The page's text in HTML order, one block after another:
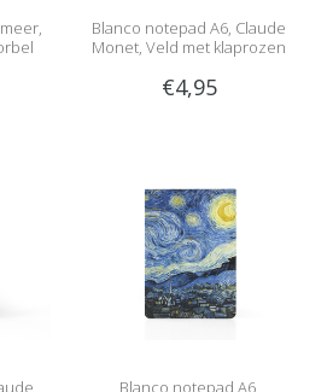
Blanco notepad A6, Claude
Monet, Veld met klaprozen
€4,95
Blanco notepad A6,